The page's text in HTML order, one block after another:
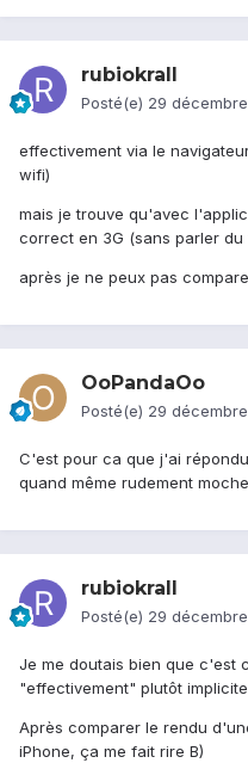
rubiokrall
Posté(e) 29
effectivement via le
wifi)
mais je trouve qu'avec
correct en 3G (sans parler du
après je ne peux pas
OoPandaOo
Posté(e) 29
C'est pour ca que j'ai
quand même rudement
rubiokrall
Posté(e) 29
Je me doutais bien que c'est
"effectivement" plutôt
Après comparer le rendu
iPhone, ça me fait rire B)